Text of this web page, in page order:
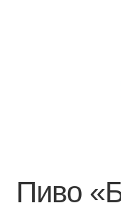
Пиво